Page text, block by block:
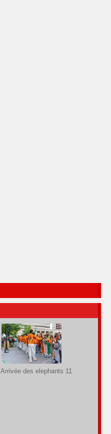
Arrivée des elephants 11